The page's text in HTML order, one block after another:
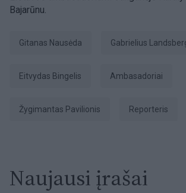
Bajarūnu.
Gitanas Nausėda Gabrielius
Eitvydas Bingelis ambasadoriai
Žygimantas Pavilionis Reporteris
Naujausi įrašai